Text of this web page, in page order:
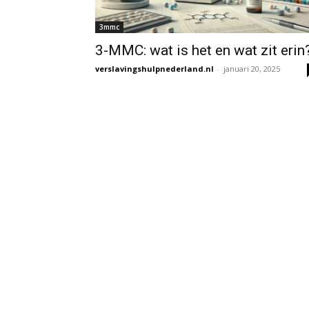
3mmc
3-MMC: wat is het en wat zit
verslavingshulpnederland.nl - januari 20, 2025